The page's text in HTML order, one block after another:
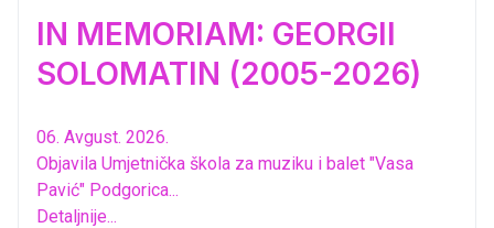
IN MEMORIAM: GEORGII
SOLOMATIN (2005-2026)
06. Avgust. 2026.
Objavila Umjetnička škola za muziku i balet "Vasa
Pavić" Podgorica...
Detaljnije...